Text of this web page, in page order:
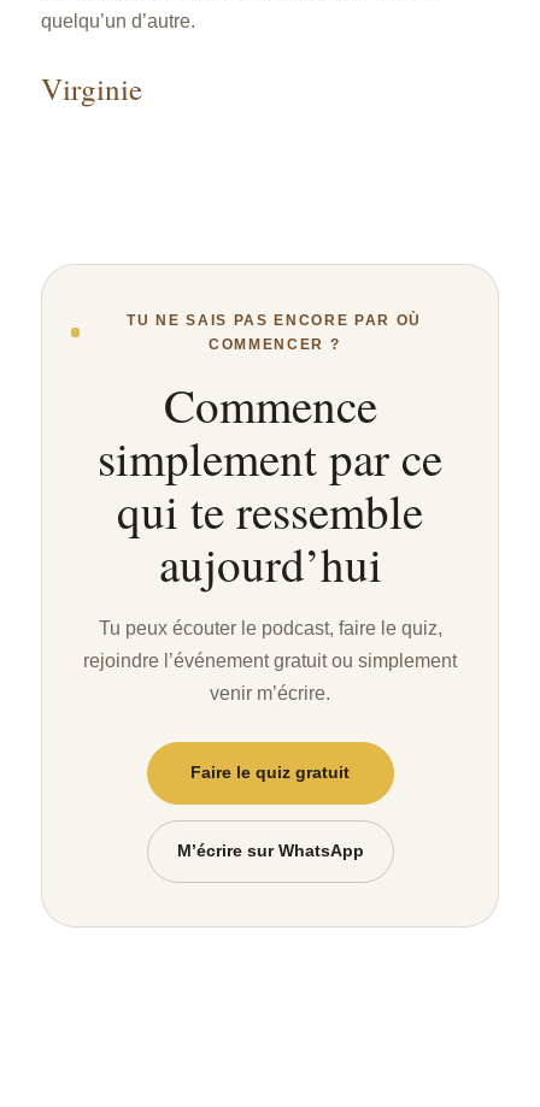
quelqu’un d’autre.
Virginie
TU NE SAIS PAS ENCORE PAR OÙ
COMMENCER ?
Commence
simplement par ce
qui te ressemble
aujourd’hui
Tu peux écouter le podcast, faire le quiz,
rejoindre l’événement gratuit ou simplement
venir m’écrire.
Faire le quiz gratuit
M’écrire sur WhatsApp